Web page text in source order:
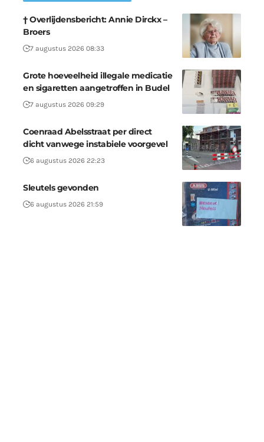
† Overlijdensbericht: Annie Dirckx –
Broers
7 augustus 2026 08:33
Grote hoeveelheid illegale medicatie
en sigaretten aangetroffen in Budel
7 augustus 2026 09:29
Coenraad Abelsstraat per direct
dicht vanwege instabiele voorgevel
6 augustus 2026 22:23
Sleutels gevonden
6 augustus 2026 21:59